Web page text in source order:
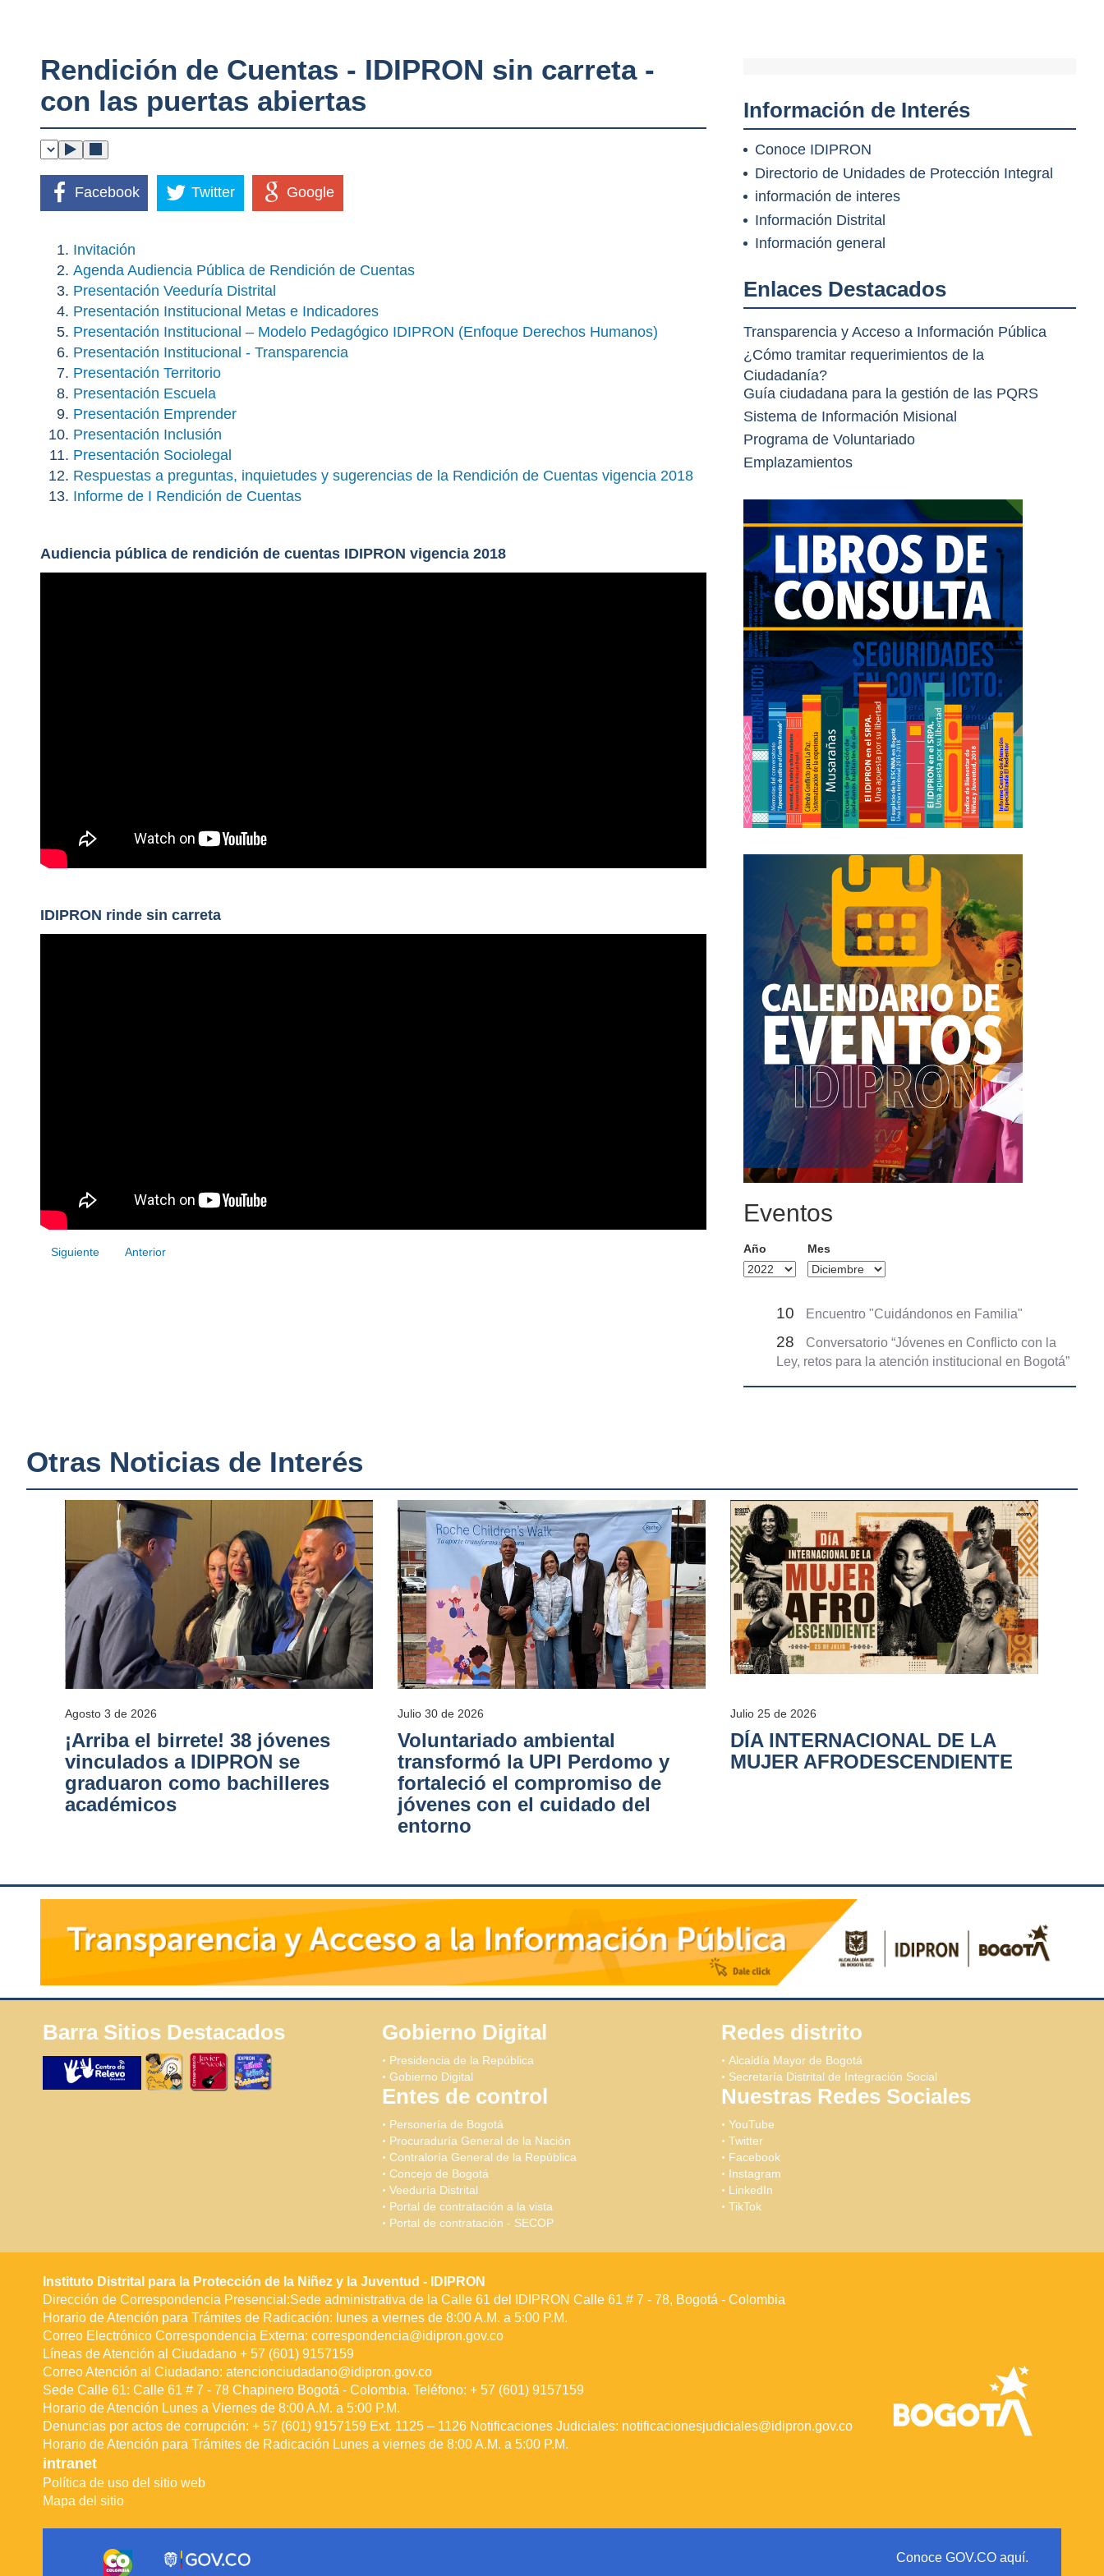
Rendición de Cuentas - IDIPRON sin carreta -
con las puertas abiertas
Facebook Twitter Google
Invitación
Agenda Audiencia Pública de Rendición de Cuentas
Presentación Veeduría Distrital
Presentación Institucional Metas e Indicadores
Presentación Institucional – Modelo Pedagógico IDIPRON (Enfoque Derechos Humanos)
Presentación Institucional - Transparencia
Presentación Territorio
Presentación Escuela
Presentación Emprender
Presentación Inclusión
Presentación Sociolegal
Respuestas a preguntas, inquietudes y sugerencias de la Rendición de Cuentas vigencia 2018
Informe de I Rendición de Cuentas
Audiencia pública de rendición de cuentas IDIPRON vigencia 2018
IDIPRON rinde sin carreta
Siguiente Anterior
Información de Interés
Conoce IDIPRON
Directorio de Unidades de Protección Integral
información de interes
Información Distrital
Información general
Enlaces Destacados
Transparencia y Acceso a Información Pública
¿Cómo tramitar requerimientos de la
Ciudadanía?
Guía ciudadana para la gestión de las PQRS
Sistema de Información Misional
Programa de Voluntariado
Emplazamientos
Eventos
Año Mes
10 Encuentro "Cuidándonos en Familia"
28
Conversatorio “Jóvenes en Conflicto con la
Ley, retos para la atención institucional en Bogotá”
Otras Noticias de Interés
Agosto 3 de 2026
¡Arriba el birrete! 38 jóvenes
vinculados a IDIPRON se
graduaron como bachilleres
académicos
Julio 30 de 2026
Voluntariado ambiental
transformó la UPI Perdomo y
fortaleció el compromiso de
jóvenes con el cuidado del
entorno
Julio 25 de 2026
DÍA INTERNACIONAL DE LA
MUJER AFRODESCENDIENTE
Barra Sitios Destacados Gobierno Digital
Presidencia de la República
Gobierno Digital
Redes distrito
Alcaldía Mayor de Bogotá
Secretaría Distrital de Integración Social
Entes de control
Personería de Bogotá
Procuraduría General de la Nación
Contraloría General de la República
Concejo de Bogotá
Veeduría Distrital
Portal de contratación a la vista
Portal de contratación - SECOP
Nuestras Redes Sociales
YouTube
Twitter
Facebook
Instagram
LinkedIn
TikTok
Instituto Distrital para la Protección de la Niñez y la Juventud - IDIPRON
Dirección de Correspondencia Presencial:Sede administrativa de la Calle 61 del IDIPRON Calle 61 # 7 - 78, Bogotá - Colombia
Horario de Atención para Trámites de Radicación: lunes a viernes de 8:00 A.M. a 5:00 P.M.
Correo Electrónico Correspondencia Externa: correspondencia@idipron.gov.co
Líneas de Atención al Ciudadano + 57 (601) 9157159
Correo Atención al Ciudadano: atencionciudadano@idipron.gov.co
Sede Calle 61: Calle 61 # 7 - 78 Chapinero Bogotá - Colombia. Teléfono: + 57 (601) 9157159
Horario de Atención Lunes a Viernes de 8:00 A.M. a 5:00 P.M.
Denuncias por actos de corrupción: + 57 (601) 9157159 Ext. 1125 – 1126 Notificaciones Judiciales: notificacionesjudiciales@idipron.gov.co
Horario de Atención para Trámites de Radicación Lunes a viernes de 8:00 A.M. a 5:00 P.M.
intranet
Política de uso del sitio web
Mapa del sitio
Conoce GOV.CO aquí.